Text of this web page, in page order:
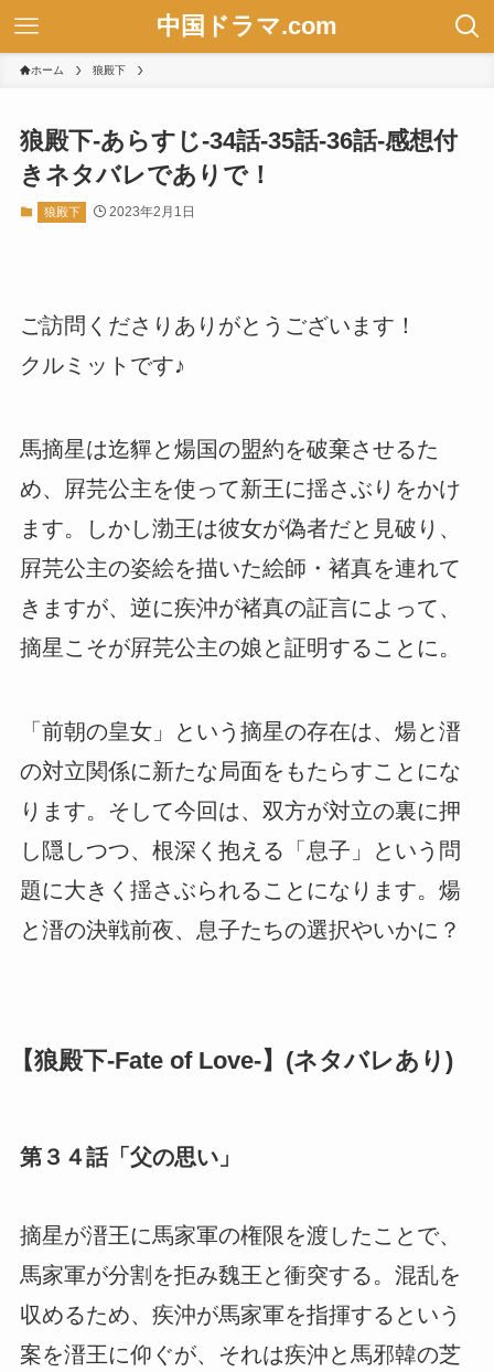
中国ドラマ.com
ホーム 狼殿下
狼殿下-あらすじ-34話-35話-36話-感想付
きネタバレでありで！
狼殿下 2023年2月1日
ご訪問くださりありがとうございます！
クルミットです♪
馬摘星は迄貚と煬国の盟約を破棄させるた
め、屛芫公主を使って新王に揺さぶりをかけ
ます。しかし渤王は彼女が偽者だと見破り、
屛芫公主の姿絵を描いた絵師・褚真を連れて
きますが、逆に疾沖が褚真の証言によって、
摘星こそが屛芫公主の娘と証明することに。
「前朝の皇女」という摘星の存在は、煬と溍
の対立関係に新たな局面をもたらすことにな
ります。そして今回は、双方が対立の裏に押
し隠しつつ、根深く抱える「息子」という問
題に大きく揺さぶられることになります。煬
と溍の決戦前夜、息子たちの選択やいかに？
【狼殿下-Fate of Love-】(ネタバレあり)
第３４話「父の思い」
摘星が溍王に馬家軍の権限を渡したことで、
馬家軍が分割を拒み魏王と衝突する。混乱を
収めるため、疾沖が馬家軍を指揮するという
案を溍王に仰ぐが、それは疾沖と馬邪韓の芝